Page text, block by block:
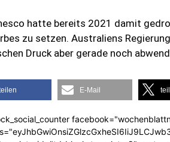
hatte bereits 2021 damit
zu setzen. Australiens
Druck aber gerade noch
E-Mail